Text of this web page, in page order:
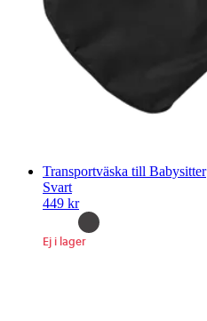
Transportväska till Babysitter
Svart
449 kr
Ej i lager